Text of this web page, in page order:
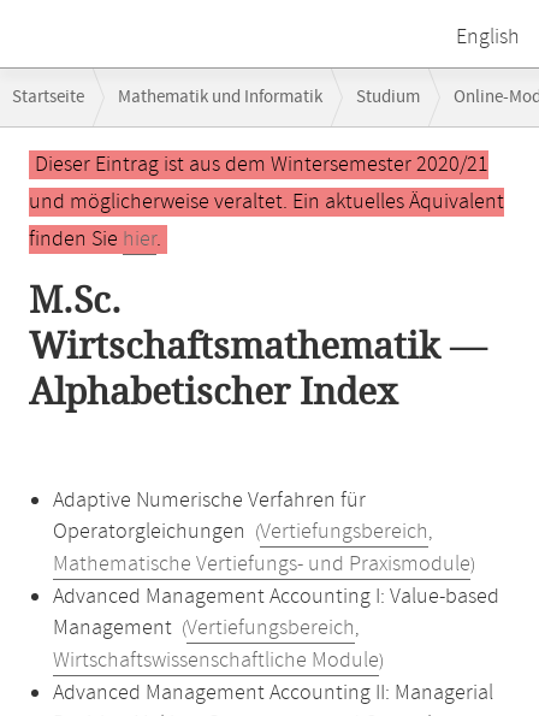
English
Navigation
Startseite Mathematik und Informatik Studium Online-
Hauptinhalt
Dieser Eintrag ist aus dem Wintersemester 2020/21
und möglicherweise veraltet. Ein aktuelles Äquivalent
finden Sie hier.
M.Sc.
Wirtschaftsmathematik —
Alphabetischer Index
Adaptive Numerische Verfahren für
Operatorgleichungen (Vertiefungsbereich,
Mathematische Vertiefungs- und Praxismodule)
Advanced Management Accounting I: Value-based
Management (Vertiefungsbereich,
Wirtschaftswissenschaftliche Module)
Advanced Management Accounting II: Managerial